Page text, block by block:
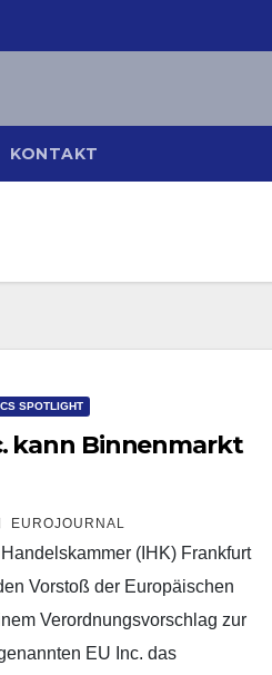
KONTAKT
SPOTLIGHT
kann Binnenmarkt
EUROJOURNAL
(IHK) Frankfurt
Vorstoß der Europäischen
Verordnungsvorschlag zur
EU Inc. das